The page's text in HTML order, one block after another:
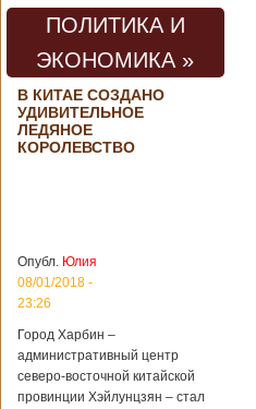
короонавируса в
регионе.
протеста стало
профсоюзное
объединение
медицинских
работников. По
04/02/2020 - 15:45
Третий год
подряд Китай
становится
крупным
торговым
партнером
Германии
ПОЛИТИКА И
ЭКОНОМИКА »
В КИТАЕ СОЗДАНО
УДИВИТЕЛЬНОЕ
ЛЕДЯНОЕ
КОРОЛЕВСТВО
Опубл. Юлия
08/01/2018 -
23:26
Город Харбин –
административный центр
северо-восточной китайской
провинции Хэйлунцзян – стал